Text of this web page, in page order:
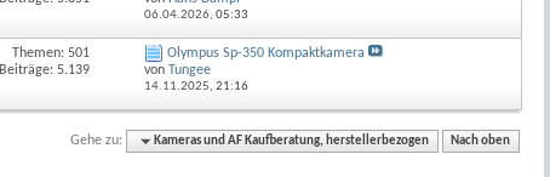
06.04.2026,05:33
Themen: 501
Beiträge: 5.139
Olympus Sp-350 Kompaktkamera
vonTungee
14.11.2025,21:16
Gehe zu: Kameras und AF Kaufberatung, herstellerbezogen Nach oben